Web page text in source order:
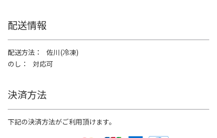
配送情報
配送方法
佐川(冷凍)
のし
対応可
決済方法
下記の決済方法がご利用頂けます。